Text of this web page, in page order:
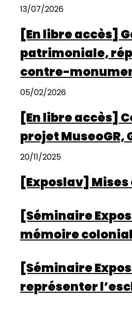
13/07/2026
[En libre accès]
patrimoniale,
contre-
05/02/2026
[En libre accès]
projet MuseoGR,
20/11/2025
[Exposlav]
[Séminaire
mémoire
[Séminaire
représenter